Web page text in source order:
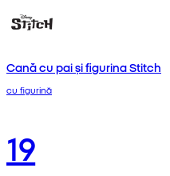
Cană cu pai și figurina Stitch
cu figurină
19